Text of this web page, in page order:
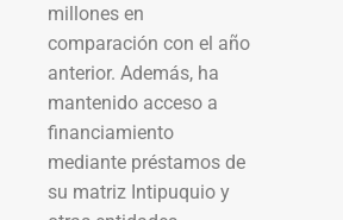
millones en
comparación con el año
anterior. Además, ha
mantenido acceso a
financiamiento
mediante préstamos de
su matriz Intipuquio y